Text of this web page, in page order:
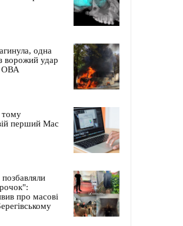
одна
ворожий удар
ОВА
тому
перший Mac
про масові